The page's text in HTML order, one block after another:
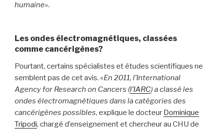
humaine».
Les ondes électromagnétiques, classées
comme cancérigènes?
Pourtant, certains spécialistes et études scientifiques ne
semblent pas de cet avis. «En 2011, l’International
Agency for Research on Cancers (l’IARC) a classé les
ondes électromagnétiques dans la catégories des
cancérigènes possibles, explique le docteur Dominique
Tripodi, chargé d’enseignement et chercheur au CHU de